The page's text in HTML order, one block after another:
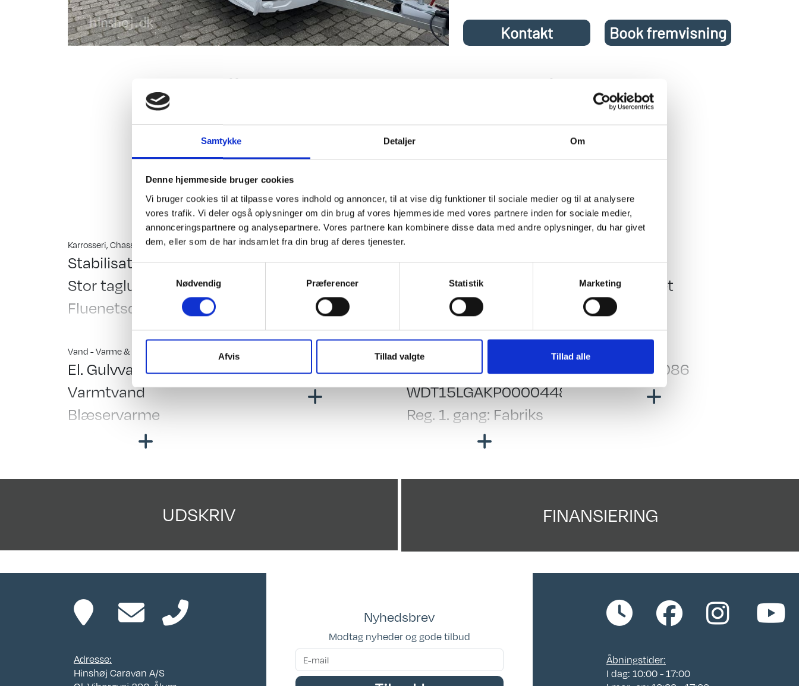
Samtykke Detaljer Om
Denne hjemmeside bruger cookies
Vi bruger cookies til at tilpasse vores indhold og annoncer, til at vise dig funktioner til sociale medier og til at analysere
vores trafik. Vi deler også oplysninger om din brug af vores hjemmeside med vores partnere inden for sociale medier,
annonceringspartnere og analysepartnere. Vores partnere kan kombinere disse data med andre oplysninger, du har givet
dem, eller som de har indsamlet fra din brug af deres tjenester.
Samtykkevalg
Nødvendig
Præferencer Statistik Marketing
Afvis Tillad valgte Tillad alle
Kontakt Book fremvisning
Dethleffs C&amp;amp;amp;apos;GO 565 FMK 2023 fra
Dethleffs C'GO 565 FMK: Stor dejlig familievogn med 2 køjer, rundsiddegruppe i midten samt fransk
dobbeltseng i front. af udstyr kan nævnes: Touringpakke (varmt vand, Heki II tagluge, Blæsevarme,
Hinshøj Caravan "Stedet hvor campister mødes".
Karrosseri, Chassis & Magasiner
Stabilisator
Stor tagluge
Fluenetsdør
Serviceklap
GFK-tag m. reduceret
følsomhed for hagl
Indretning
Std. indret. m/toilet
Kassettegardiner
Dobbeltseng
Fransk seng
Køjer
Hæve/sænkebord
Rundsiddegruppe
Hjørnelys i siddegrp.
Senge-spots
12 V. Omformer
Toiletrum
Kassettetoilet
Køleskab
Køleskabsstørrelse:
140 L Slim Tower
Vand - Varme & Energi
El. Gulvvarme
Varmtvand
Blæservarme
Fast vandtank
Gas Testet
Generelt
Stel nr.:
WDT15LGAKP0000448
Reg. 1. gang: Fabriks
Bredde i cm.: 250
ses i vores udstilling
Placeringsadresse:
Siddepladser: 4-6
Sovepladser: 6
Telttilbehør
A-mål cm.: 1086
UDSKRIV FINANSIERING
Nyhedsbrev
Modtag nyheder og gode tilbud
Adresse:
Hinshøj Caravan A/S
Åbningstider:
I dag: 10:00 - 17:00